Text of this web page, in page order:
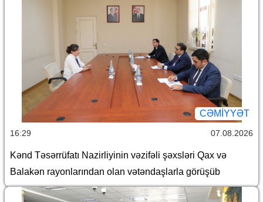
CƏMİYYƏT
16:29 07.08.2026
Kənd Təsərrüfatı Nazirliyinin vəzifəli şəxsləri Qax və
Balakən rayonlarından olan vətəndaşlarla görüşüb